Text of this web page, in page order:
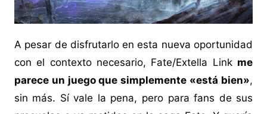
A pesar de disfrutarlo en esta nueva oportunidad
con el contexto necesario, Fate/Extella Link me
parece un juego que simplemente «está bien»,
sin más. Sí vale la pena, pero para fans de sus